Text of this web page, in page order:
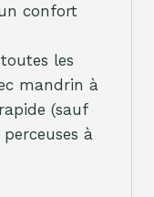
confort
les
mandrin à
(sauf
à